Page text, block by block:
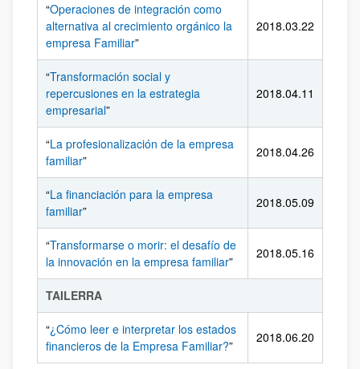
“Operaciones de integración como
alternativa al crecimiento orgánico la
empresa Familiar”
2018.03.22
“Transformación social y
repercusiones en la estrategia
empresarial”
2018.04.11
“La profesionalización de la empresa
familiar”
2018.04.26
“La financiación para la empresa
familiar”
2018.05.09
“Transformarse o morir: el desafío de
la innovación en la empresa familiar”
2018.05.16
TAILERRA
“¿Cómo leer e interpretar los estados
financieros de la Empresa Familiar?”
2018.06.20